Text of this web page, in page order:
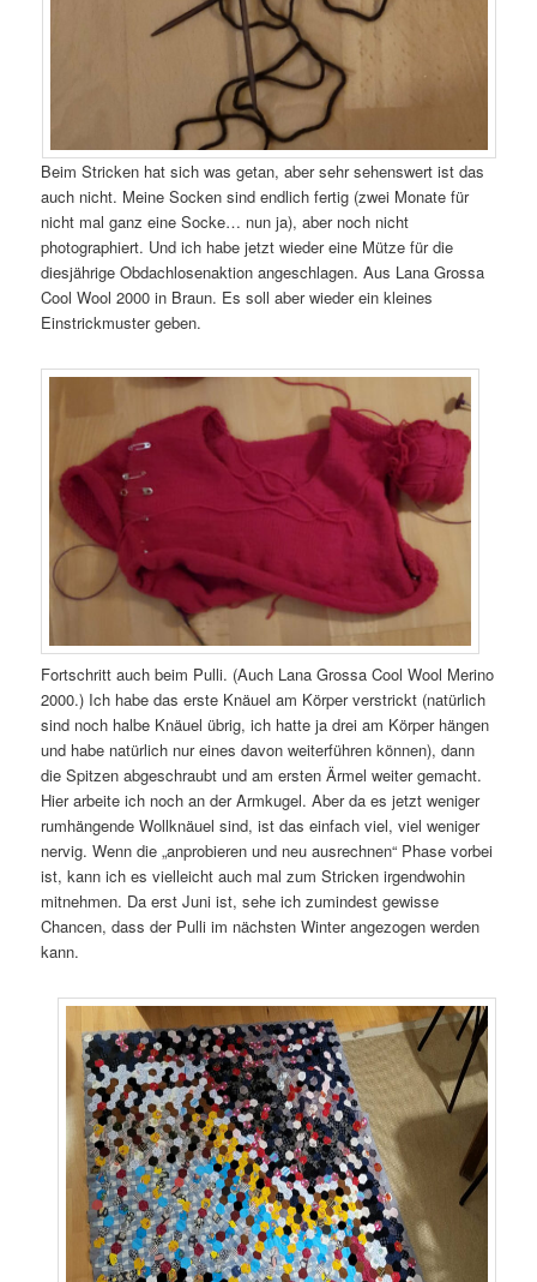
Beim Stricken hat sich was getan, aber sehr sehenswert ist das
auch nicht. Meine Socken sind endlich fertig (zwei Monate für
nicht mal ganz eine Socke… nun ja), aber noch nicht
photographiert. Und ich habe jetzt wieder eine Mütze für die
diesjährige Obdachlosenaktion angeschlagen. Aus Lana Grossa
Cool Wool 2000 in Braun. Es soll aber wieder ein kleines
Einstrickmuster geben.
Fortschritt auch beim Pulli. (Auch Lana Grossa Cool Wool Merino
2000.) Ich habe das erste Knäuel am Körper verstrickt (natürlich
sind noch halbe Knäuel übrig, ich hatte ja drei am Körper hängen
und habe natürlich nur eines davon weiterführen können), dann
die Spitzen abgeschraubt und am ersten Ärmel weiter gemacht.
Hier arbeite ich noch an der Armkugel. Aber da es jetzt weniger
rumhängende Wollknäuel sind, ist das einfach viel, viel weniger
nervig. Wenn die „anprobieren und neu ausrechnen“ Phase vorbei
ist, kann ich es vielleicht auch mal zum Stricken irgendwohin
mitnehmen. Da erst Juni ist, sehe ich zumindest gewisse
Chancen, dass der Pulli im nächsten Winter angezogen werden
kann.